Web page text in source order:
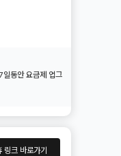
동안 요금제 업그
링크 바로가기